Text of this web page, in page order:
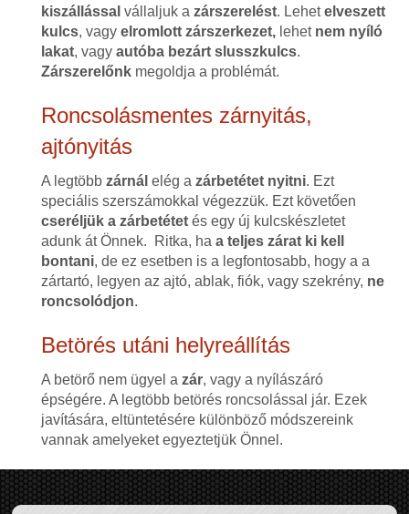
kiszállással vállaljuk a zárszerelést. Lehetelveszett
kulcs, vagyelromlott zárszerkezet,lehet nem nyíló
lakat, vagy autóba bezárt slusszkulcs.
Zárszerelőnkmegoldja a problémát.
Roncsolásmentes zárnyitás,
ajtónyitás
A legtöbb zárnál elég a zárbetétet nyitni. Ezt
speciális szerszámokkal végezzük. Ezt követően
cseréljük a zárbetétetés egy új kulcskészletet
adunk át Önnek. Ritka, ha a teljes zárat ki kell
bontani, de ez esetben is a legfontosabb, hogy a a
zártartó, legyen az ajtó, ablak, fiók, vagy szekrény, ne
roncsolódjon.
Betörés utáni helyreállítás
A betörő nem ügyel a zár, vagy a nyílászáró
épségére. A legtöbb betörés roncsolással jár. Ezek
javítására, eltüntetésére különböző módszereink
vannak amelyeket egyeztetjük Önnel.